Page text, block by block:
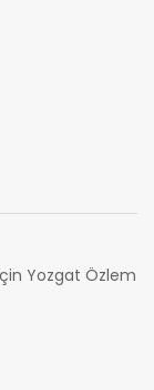
Yozgat Özlem